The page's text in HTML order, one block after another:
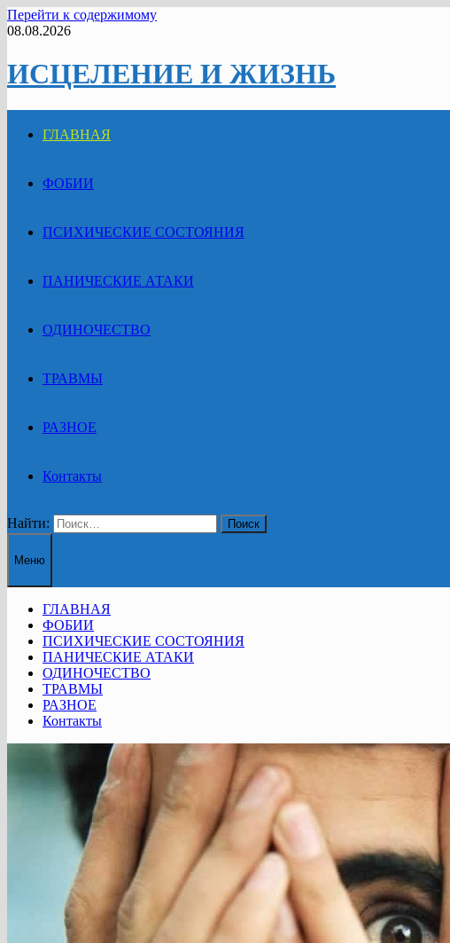
Перейти к содержимому
08.08.2026
ИСЦЕЛЕНИЕ И ЖИЗНЬ
ГЛАВНАЯ
ФОБИИ
ПСИХИЧЕСКИЕ СОСТОЯНИЯ
ПАНИЧЕСКИЕ АТАКИ
ОДИНОЧЕСТВО
ТРАВМЫ
РАЗНОЕ
Контакты
Найти:
Меню
ГЛАВНАЯ
ФОБИИ
ПСИХИЧЕСКИЕ СОСТОЯНИЯ
ПАНИЧЕСКИЕ АТАКИ
ОДИНОЧЕСТВО
ТРАВМЫ
РАЗНОЕ
Контакты